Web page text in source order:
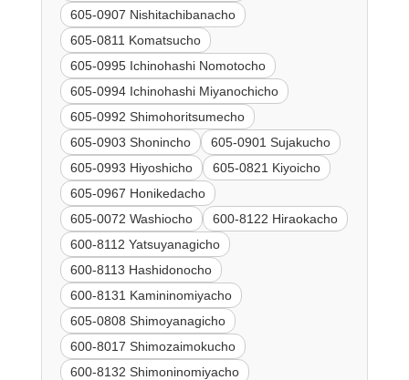
605-0907 Nishitachibanacho
605-0811 Komatsucho
605-0995 Ichinohashi Nomotocho
605-0994 Ichinohashi Miyanochicho
605-0992 Shimohoritsumecho
605-0903 Shonincho
605-0901 Sujakucho
605-0993 Hiyoshicho
605-0821 Kiyoicho
605-0967 Honikedacho
605-0072 Washiocho
600-8122 Hiraokacho
600-8112 Yatsuyanagicho
600-8113 Hashidonocho
600-8131 Kamininomiyacho
605-0808 Shimoyanagicho
600-8017 Shimozaimokucho
600-8132 Shimoninomiyacho